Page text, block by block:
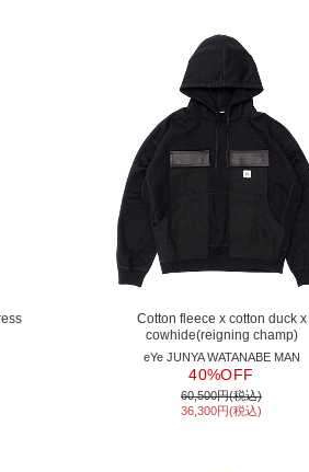
Cotton fleece x cotton duck x
cowhide(reigning champ)
eYe JUNYA WATANABE MAN
40%OFF
60,500円(税込)
36,300円(税込)